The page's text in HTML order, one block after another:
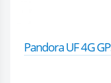
Pandora UF 4G